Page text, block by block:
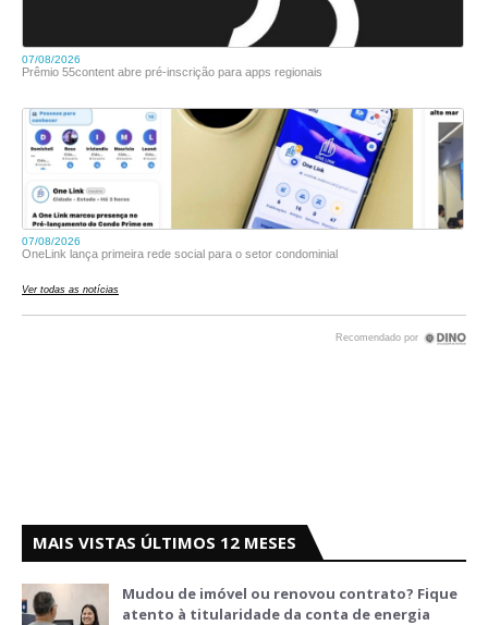
MAIS VISTAS ÚLTIMOS 12 MESES
Mudou de imóvel ou renovou contrato? Fique
atento à titularidade da conta de energia